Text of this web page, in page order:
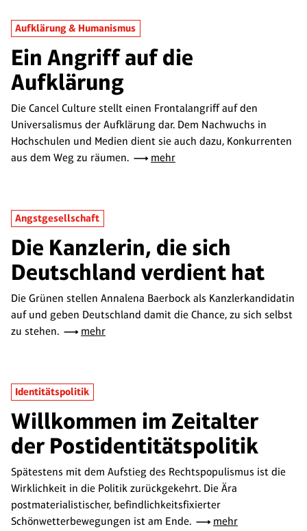
Aufklärung & Humanismus
Ein Angriff auf die
Aufklärung
Die Cancel Culture stellt einen Frontalangriff auf den
Universalismus der Aufklärung dar. Dem Nachwuchs in
Hochschulen und Medien dient sie auch dazu, Konkurrenten
aus dem Weg zu räumen.
mehr
Angstgesellschaft
Die Kanzlerin, die sich
Deutschland verdient hat
Die Grünen stellen Annalena Baerbock als Kanzlerkandidatin
auf und geben Deutschland damit die Chance, zu sich selbst
zu stehen.
mehr
Identitätspolitik
Willkommen im Zeitalter
der Postidentitätspolitik
Spätestens mit dem Aufstieg des Rechtspopulismus ist die
Wirklichkeit in die Politik zurückgekehrt. Die Ära
postmaterialistischer, befindlichkeitsfixierter
Schönwetterbewegungen ist am Ende.
mehr